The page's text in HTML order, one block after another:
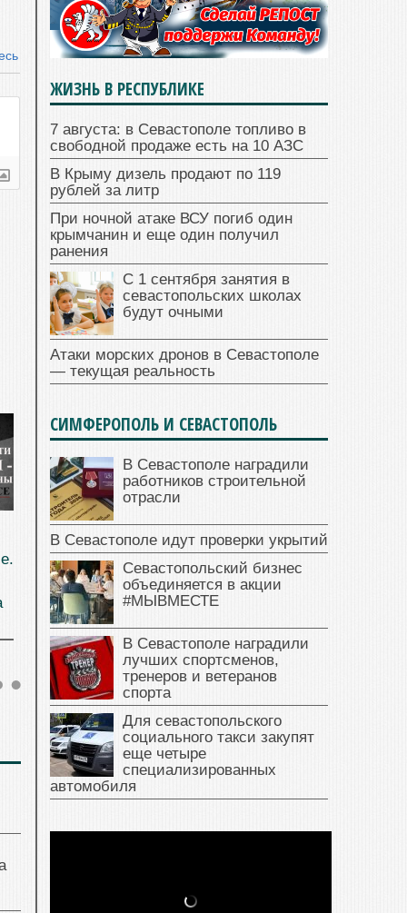
ЖИЗНЬ В РЕСПУБЛИКЕ
7 августа: в Севастополе топливо в
свободной продаже есть на 10 АЗС
В Крыму дизель продают по 119
рублей за литр
При ночной атаке ВСУ погиб один
крымчанин и еще один получил
ранения
С 1 сентября занятия в
севастопольских школах
будут очными
Атаки морских дронов в Севастополе
— текущая реальность
СИМФЕРОПОЛЬ И СЕВАСТОПОЛЬ
В Севастополе наградили
работников строительной
отрасли
В Севастополе идут проверки укрытий
Севастопольский бизнес
объединяется в акции
#МЫВМЕСТЕ
В Севастополе наградили
лучших спортсменов,
тренеров и ветеранов
спорта
Для севастопольского
социального такси закупят
еще четыре
специализированных
автомобиля